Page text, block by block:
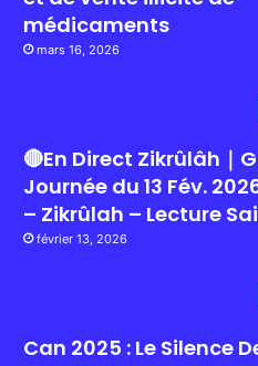
médicaments
mars 16, 2026
🔴En Direct Zikrûlâh｜
Journée du 13 Fév.
– Zikrûlah – Lecture
février 13, 2026
Can 2025 : Le Silence